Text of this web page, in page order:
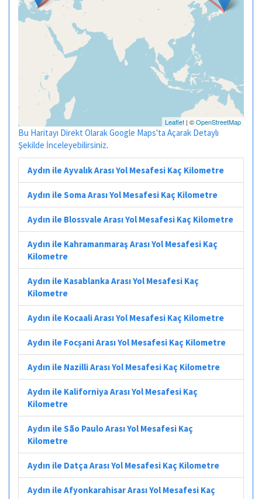
Leaflet | ©OpenStreetMap
Bu Haritayı Direkt Olarak Google Maps'ta Açarak Detaylı
Şekilde İnceleyebilirsiniz.
Aydın ile Ayvalık Arası Yol Mesafesi Kaç Kilometre
Aydın ile Soma Arası Yol Mesafesi Kaç Kilometre
Aydın ile Blossvale Arası Yol Mesafesi Kaç Kilometre
Aydın ile Kahramanmaraş Arası Yol Mesafesi Kaç
Kilometre
Aydın ile Kasablanka Arası Yol Mesafesi Kaç
Kilometre
Aydın ile Kocaali Arası Yol Mesafesi Kaç Kilometre
Aydın ile Focșani Arası Yol Mesafesi Kaç Kilometre
Aydın ile Nazilli Arası Yol Mesafesi Kaç Kilometre
Aydın ile Kaliforniya Arası Yol Mesafesi Kaç
Kilometre
Aydın ile São Paulo Arası Yol Mesafesi Kaç
Kilometre
Aydın ile Datça Arası Yol Mesafesi Kaç Kilometre
Aydın ile Afyonkarahisar Arası Yol Mesafesi Kaç